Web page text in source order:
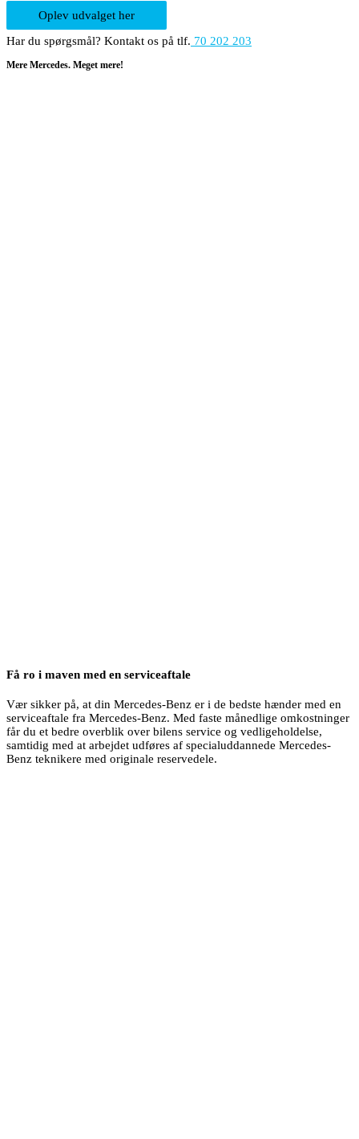
Oplev udvalget her
Har du spørgsmål? Kontakt os på tlf. 70 202 203
Mere Mercedes. Meget mere!
Få ro i maven med en serviceaftale
Vær sikker på, at din Mercedes-Benz er i de bedste hænder med en
serviceaftale fra Mercedes-Benz. Med faste månedlige omkostninger
får du et bedre overblik over bilens service og vedligeholdelse,
samtidig med at arbejdet udføres af specialuddannede Mercedes-
Benz teknikere med originale reservedele.